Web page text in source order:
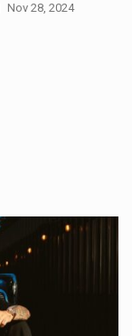
Nov 28, 2024